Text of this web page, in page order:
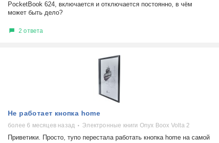
PocketBook 624, включается и отключается постоянно, в чём
может быть дело?
2 ответа
Не работает кнопка home
более 6 месяцев назад Электронные книги Onyx Boox Volta 2
Приветики. Просто, тупо перестала работать кнопка home на самой